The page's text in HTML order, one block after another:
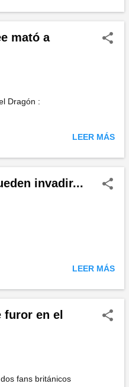
mató a
Dragón :
LEER MÁS
invadir...
LEER MÁS
en el
fans británicos